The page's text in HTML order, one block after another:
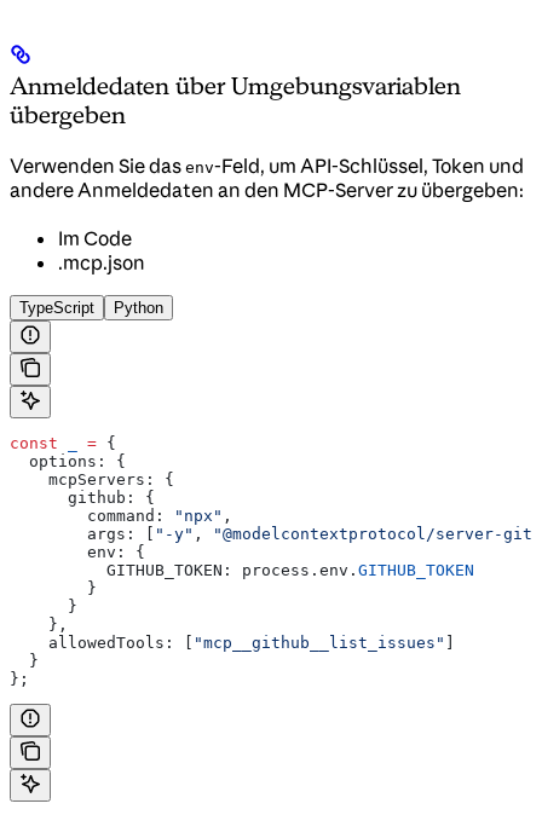
Anmeldedaten über Umgebungsvariablen
übergeben
Verwenden Sie das env-Feld, um API-Schlüssel, Token und
andere Anmeldedaten an den MCP-Server zu übergeben:
Im Code
.mcp.json
TypeScript Python
const = {
  options:
{
    mcpServers:
{
      github:
{
        command:
"npx" ,
        args:
[ "-y" ,
"@modelcontextprotocol/server-
        env:
{
          GITHUB_TOKEN:
process . env . GITHUB_TOKEN
        }
      }
    },
    allowedTools:
[ "mcp__github__list_issues" ]
  }
};